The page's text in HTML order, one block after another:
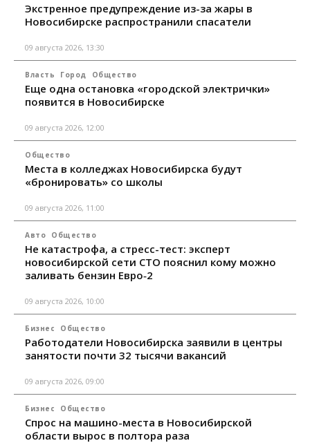
Экстренное предупреждение из-за жары в
Новосибирске распространили спасатели
09 августа 2026, 13:30
Власть Город Общество
Еще одна остановка «городской электрички»
появится в Новосибирске
09 августа 2026, 12:00
Общество
Места в колледжах Новосибирска будут
«бронировать» со школы
09 августа 2026, 11:00
Авто Общество
Не катастрофа, а стресс-тест: эксперт
новосибирской сети СТО пояснил кому можно
заливать бензин Евро‑2
09 августа 2026, 10:00
Бизнес Общество
Работодатели Новосибирска заявили в центры
занятости почти 32 тысячи вакансий
09 августа 2026, 09:00
Бизнес Общество
Спрос на машино-места в Новосибирской
области вырос в полтора раза